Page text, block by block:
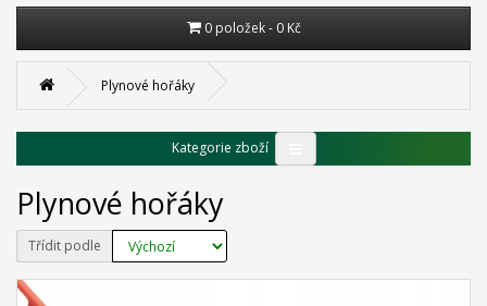
0 položek - 0 Kč
Plynové hořáky
Kategorie zboží
Plynové hořáky
Třídit podle